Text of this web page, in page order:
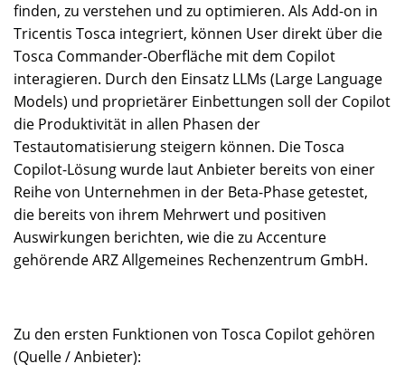
finden, zu verstehen und zu optimieren. Als Add-on in
Tricentis Tosca integriert, können User direkt über die
Tosca Commander-Oberfläche mit dem Copilot
interagieren. Durch den Einsatz LLMs (Large Language
Models) und proprietärer Einbettungen soll der Copilot
die Produktivität in allen Phasen der
Testautomatisierung steigern können. Die Tosca
Copilot-Lösung wurde laut Anbieter bereits von einer
Reihe von Unternehmen in der Beta-Phase getestet,
die bereits von ihrem Mehrwert und positiven
Auswirkungen berichten, wie die zu Accenture
gehörende ARZ Allgemeines Rechenzentrum GmbH.
Zu den ersten Funktionen von Tosca Copilot gehören
(Quelle / Anbieter):